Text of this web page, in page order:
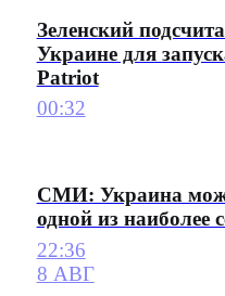
Зеленский
Украине для
Patriot
00:32
СМИ: Украина
одной из наиболее
22:36
8 АВГ